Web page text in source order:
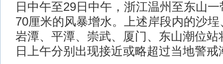
日中午至29日中午，浙江温州至东山
70厘米的风暴增水。上述岸段内的沙
岩潭、平潭、崇武、厦门、东山潮位站
日上午分别出现接近或略超过当地警